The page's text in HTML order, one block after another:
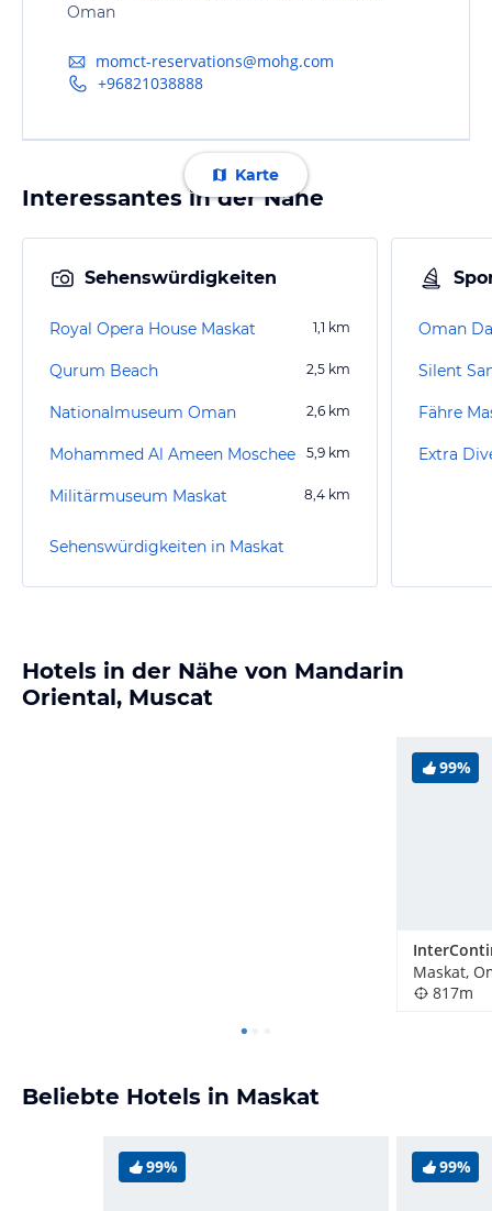
Oman
momct-reservations@mohg.com
+96821038888
Karte
Interessantes in der Nähe
Sehenswürdigkeiten
Royal Opera House Maskat 1,1 km
Qurum Beach 2,5 km
Nationalmuseum Oman 2,6 km
Mohammed Al Ameen Moschee 5,9 km
Militärmuseum Maskat 8,4 km
Sehenswürdigkeiten in Maskat
Oman
Silent
Fähre
Extra
Hotels in der Nähe von Mandarin
Oriental, Muscat
99%
Maskat,
817m
Beliebte Hotels in Maskat
99% 99%